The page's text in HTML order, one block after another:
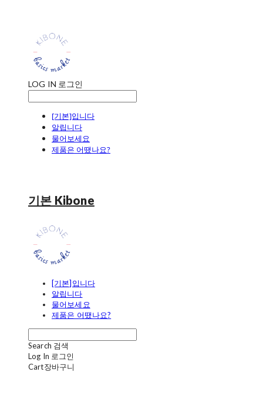
LOG IN 로그인
[기본]입니다
알립니다
물어보세요
제품은 어땠나요?
기본 Kibone
[기본]입니다
알립니다
물어보세요
제품은 어땠나요?
Search 검색
Log In 로그인
Cart장바구니